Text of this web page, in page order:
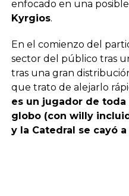
enfocado en una
Kyrgios.
En el comienzo del
sector del público tras
tras una gran
que trato de alejarlo
es un jugador de
globo (con willy
y la Catedral se cayó a